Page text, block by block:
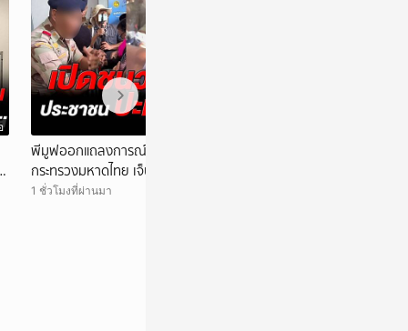
พีมูฟออกแถลงการณ์ชี้แจงเหตุปะทะ อส. หน้า
กระทรวงมหาดไทย เจ็บ 3 ราย จ่อร้องนายกฯ
ตรวจสอบ
1 ชั่วโมงที่ผ่านมา